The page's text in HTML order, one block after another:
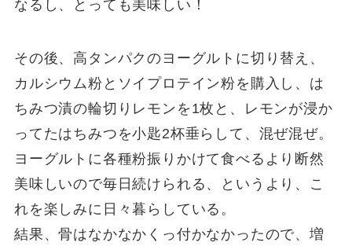
なるし、とっても美味しい！
その後、高タンパクのヨーグルトに切り替え、
カルシウム粉とソイプロテイン粉を購入し、は
ちみつ漬の輪切りレモンを1枚と、レモンが浸か
ってたはちみつを小匙2杯垂らして、混ぜ混ぜ。
ヨーグルトに各種粉振りかけて食べるより断然
美味しいので毎日続けられる、というより、こ
れを楽しみに日々暮らしている。
結果、骨はなかなかくっ付かなかったので、増